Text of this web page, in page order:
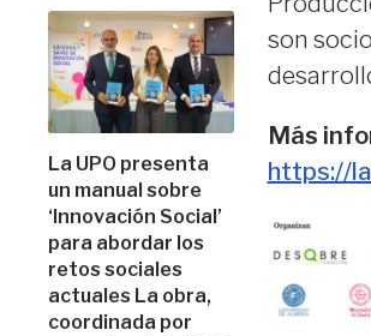
La UPO presenta
un manual sobre
‘Innovación Social’
para abordar los
retos sociales
actuales La obra,
coordinada por
son
Más
https://